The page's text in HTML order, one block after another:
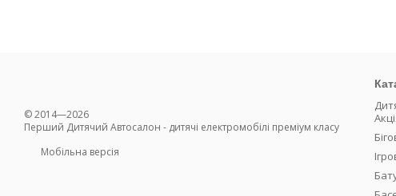
© 2014—2026
Перший Дитячий Автосалон - дитячі електромобілі преміум класу
Мобільна версія